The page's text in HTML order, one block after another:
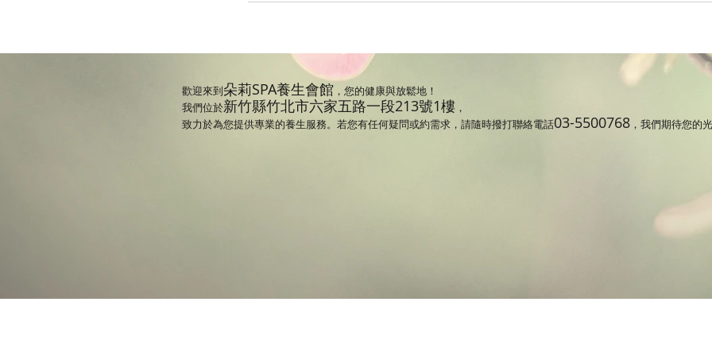
歡迎來到朵莉SPA養生會館 ，您的健康與放鬆地！
我們位於新竹縣竹北市六家五路一段213號1樓 ，
致力於為您提供專業的養生服務。若您有任何疑問或約需求，請隨時撥打聯絡電話03-5500768 ，我們期待您的